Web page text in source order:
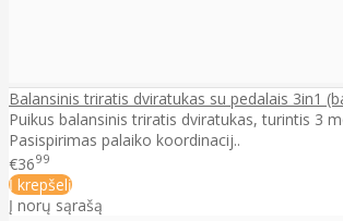
Balansinis triratis dviratukas su pedalais 3in1
Puikus balansinis triratis dviratukas, turintis 3
Pasispirimas palaiko koordinacij..
€3699
Į krepšelį
Į norų sąrašą